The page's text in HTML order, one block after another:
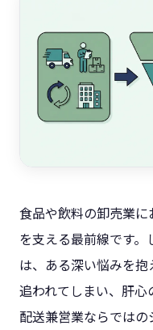
食品や飲料の卸売業
を支える最前線です。
は、ある深い悩みを
追われてしまい、肝心
配送兼営業ならではの